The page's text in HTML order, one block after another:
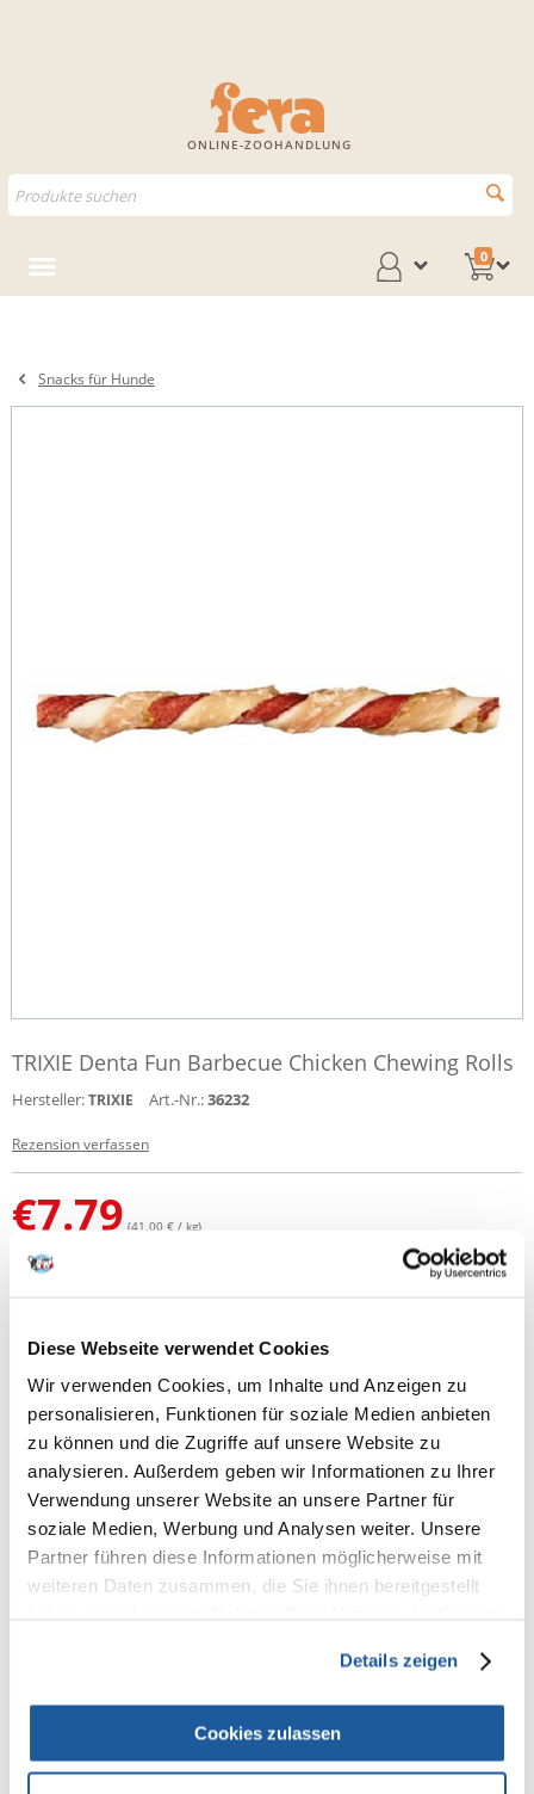
Diese Webseite verwendet Cookies
Wir verwenden Cookies, um Inhalte und Anzeigen zu
personalisieren, Funktionen für soziale Medien anbieten
zu können und die Zugriffe auf unsere Website zu
analysieren. Außerdem geben wir Informationen zu Ihrer
Verwendung unserer Website an unsere Partner für
soziale Medien, Werbung und Analysen weiter. Unsere
Partner führen diese Informationen möglicherweise mit
weiteren Daten zusammen, die Sie ihnen bereitgestellt
Details zeigen
Cookies zulassen
ONLINE-ZOOHANDLUNG
0
Snacks für Hunde
TRIXIE Denta Fun Barbecue Chicken Chewing Rolls
Hersteller:TRIXIE Art.-Nr.:36232
Rezension verfassen
€7.79 (41.00 € / kg)
SENDEN IN 72 STUNDEN
Produktbeschreibung
Rinderhaut mit Hühnerfleisch ummantelt und Barbecue-Aroma
NEUE NACHRICHT
Fragen und Antworten (FAQ)